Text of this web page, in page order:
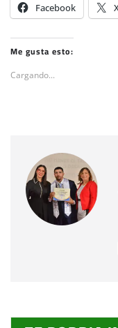
Facebook
Me gusta esto:
Cargando...